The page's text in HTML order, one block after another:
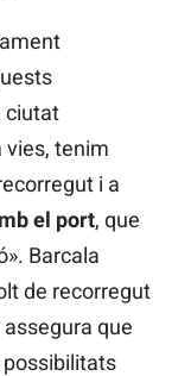
ciutat
vies, tenim
i a
el port, que
Barcala
de recorregut
que
possibilitats